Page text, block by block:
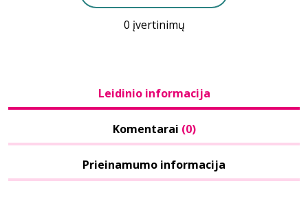
0 įvertinimų
Leidinio informacija
Komentarai (0)
Prieinamumo informacija